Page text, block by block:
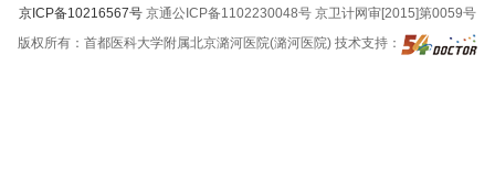
京ICP备10216567号 京通公ICP备1102230048号 京卫计网审[2015]第0059号
版权所有：首都医科大学附属北京潞河医院(潞河医院) 技术支持：